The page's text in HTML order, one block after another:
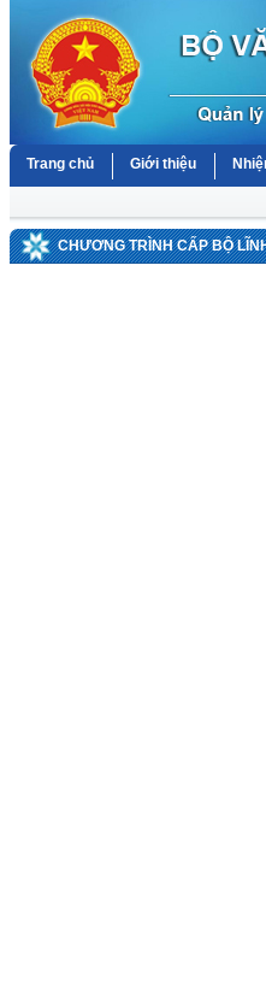
Trang chủ Giới thiệu
CHƯƠNG TRÌNH CẤP BỘ